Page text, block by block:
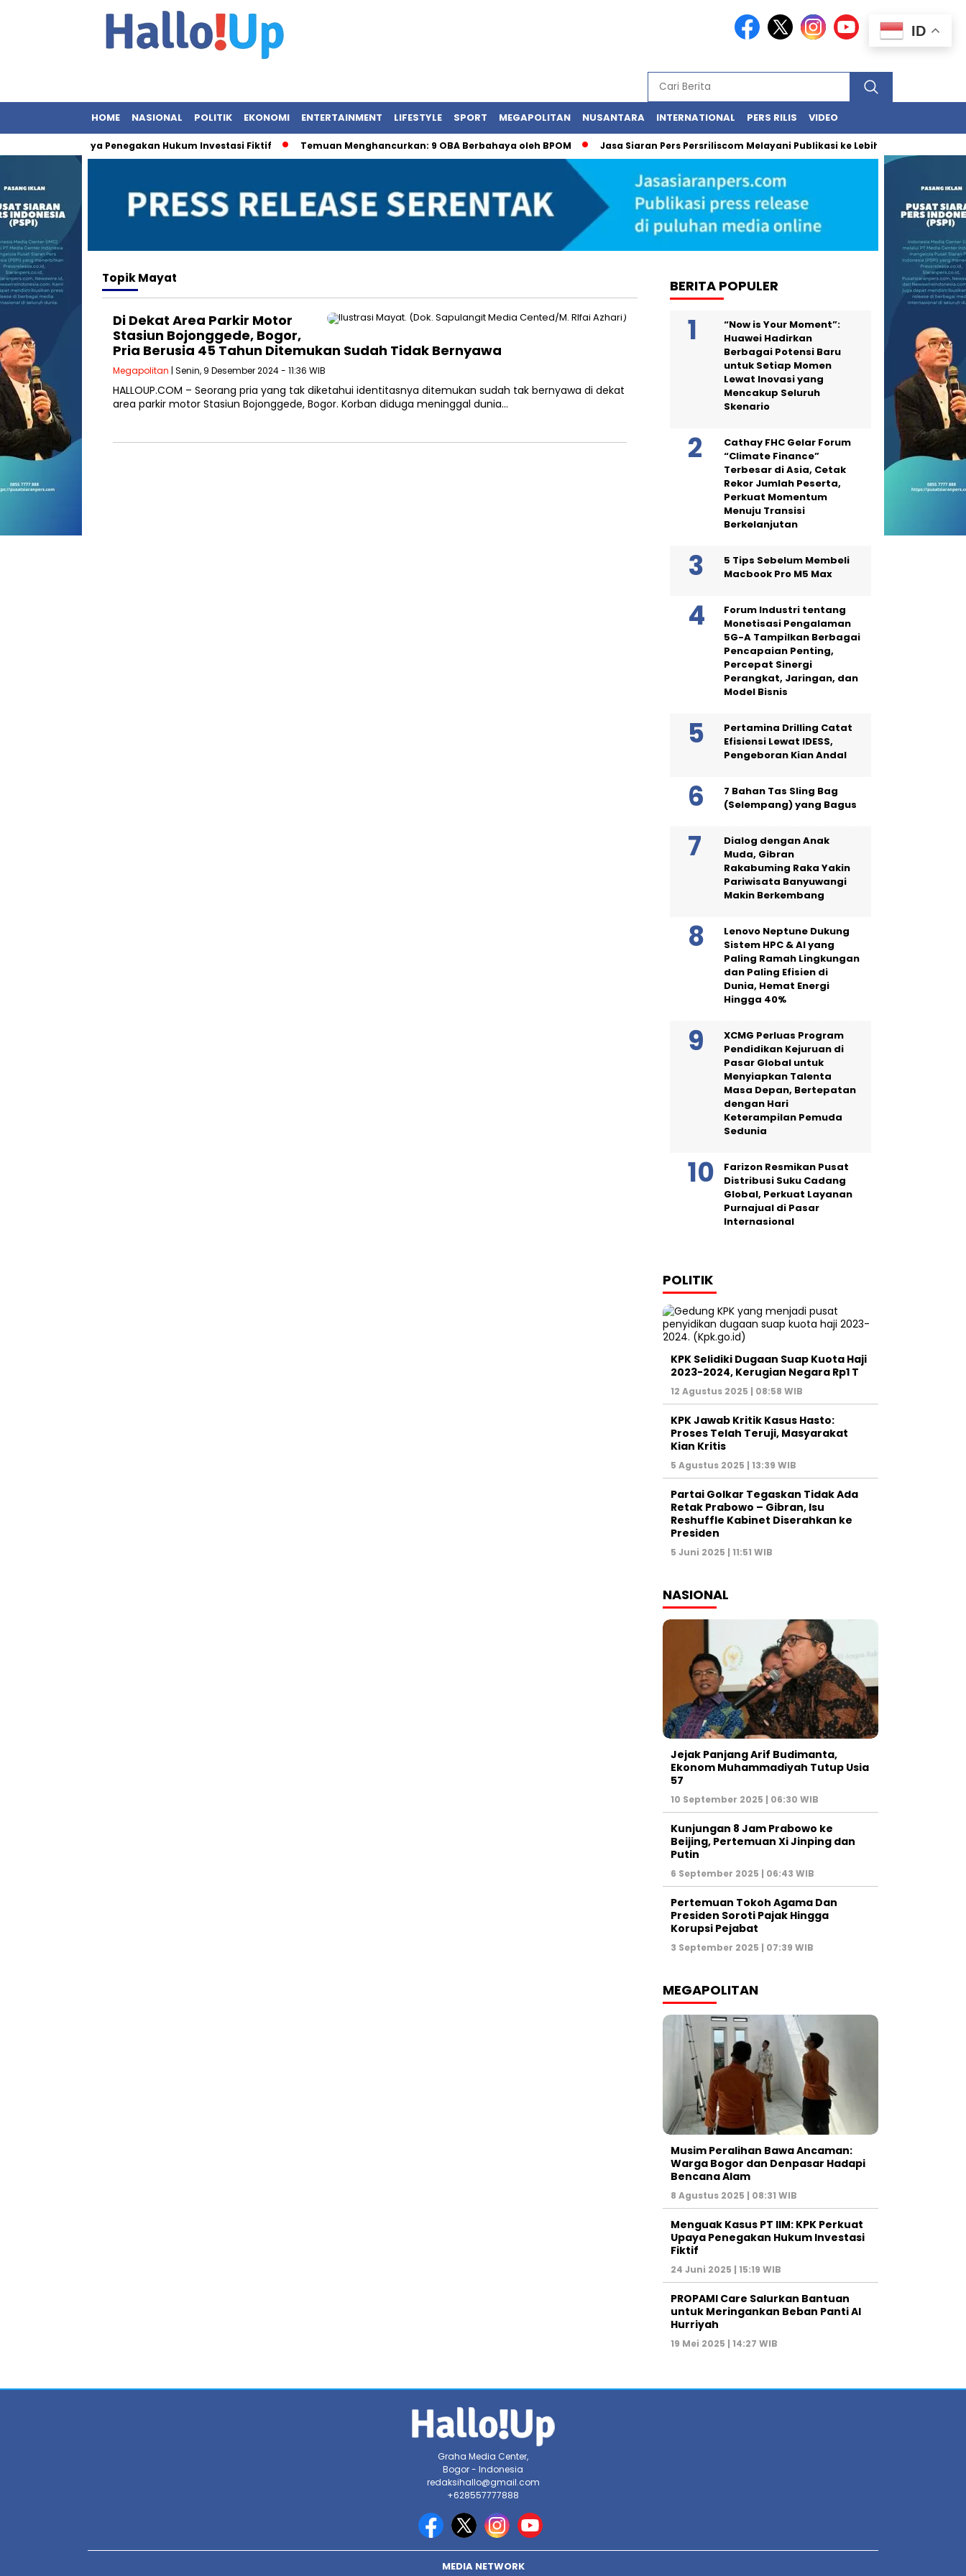
HOME NASIONAL POLITIK EKONOMI ENTERTAINMENT LIFESTYLE SPORT MEGAPOLITAN NUSANTARA INTERNATIONAL PERS RILIS VIDEO
Perkuat Upaya Penegakan Hukum Investasi Fiktif Temuan Menghancurkan: 9 OBA Berbahaya oleh BPOM Jasa Siaran Pers Persriliscom Melayani Publikasi ke Lebih dari 150 Media
TopikMayat
Di Dekat Area Parkir Motor
Stasiun Bojonggede, Bogor,
Pria Berusia 45 Tahun Ditemukan Sudah Tidak Bernyawa
Megapolitan | Senin, 9 Desember 2024 - 11:36 WIB
HALLOUP.COM – Seorang pria yang tak diketahui identitasnya ditemukan sudah tak bernyawa di dekat
area parkir motor Stasiun Bojonggede, Bogor. Korban diduga meninggal dunia…
BERITA POPULER
“Now is Your Moment”:
Huawei Hadirkan
Berbagai Potensi Baru
untuk Setiap Momen
Lewat Inovasi yang
Mencakup Seluruh
Skenario
Cathay FHC Gelar Forum
“Climate Finance”
Terbesar di Asia, Cetak
Rekor Jumlah Peserta,
Perkuat Momentum
Menuju Transisi
Berkelanjutan
5 Tips Sebelum Membeli
Macbook Pro M5 Max
Forum Industri tentang
Monetisasi Pengalaman
5G-A Tampilkan Berbagai
Pencapaian Penting,
Percepat Sinergi
Perangkat, Jaringan, dan
Model Bisnis
Pertamina Drilling Catat
Efisiensi Lewat IDESS,
Pengeboran Kian Andal
7 Bahan Tas Sling Bag
(Selempang) yang Bagus
Dialog dengan Anak
Muda, Gibran
Rakabuming Raka Yakin
Pariwisata Banyuwangi
Makin Berkembang
Lenovo Neptune Dukung
Sistem HPC & AI yang
Paling Ramah Lingkungan
dan Paling Efisien di
Dunia, Hemat Energi
Hingga 40%
XCMG Perluas Program
Pendidikan Kejuruan di
Pasar Global untuk
Menyiapkan Talenta
Masa Depan, Bertepatan
dengan Hari
Keterampilan Pemuda
Sedunia
Farizon Resmikan Pusat
Distribusi Suku Cadang
Global, Perkuat Layanan
Purnajual di Pasar
Internasional
POLITIK
KPK Selidiki Dugaan Suap Kuota Haji
2023-2024, Kerugian Negara Rp1 T
12 Agustus 2025 | 08:58 WIB
KPK Jawab Kritik Kasus Hasto:
Proses Telah Teruji, Masyarakat
Kian Kritis
5 Agustus 2025 | 13:39 WIB
Partai Golkar Tegaskan Tidak Ada
Retak Prabowo – Gibran, Isu
Reshuffle Kabinet Diserahkan ke
Presiden
5 Juni 2025 | 11:51 WIB
NASIONAL
Jejak Panjang Arif Budimanta,
Ekonom Muhammadiyah Tutup Usia
57
10 September 2025 | 06:30 WIB
Kunjungan 8 Jam Prabowo ke
Beijing, Pertemuan Xi Jinping dan
Putin
6 September 2025 | 06:43 WIB
Pertemuan Tokoh Agama Dan
Presiden Soroti Pajak Hingga
Korupsi Pejabat
3 September 2025 | 07:39 WIB
MEGAPOLITAN
Musim Peralihan Bawa Ancaman:
Warga Bogor dan Denpasar Hadapi
Bencana Alam
8 Agustus 2025 | 08:31 WIB
Menguak Kasus PT IIM: KPK Perkuat
Upaya Penegakan Hukum Investasi
Fiktif
24 Juni 2025 | 15:19 WIB
PROPAMI Care Salurkan Bantuan
untuk Meringankan Beban Panti Al
Hurriyah
19 Mei 2025 | 14:27 WIB
ID
Graha Media Center,
Bogor - Indonesia
redaksihallo@gmail.com
+628557777888
MEDIA NETWORK